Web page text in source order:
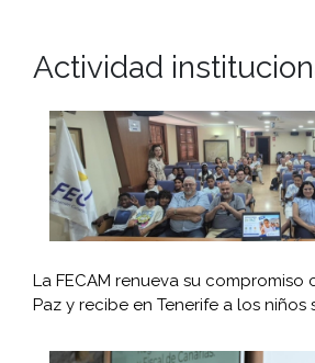
Actividad
La FECAM renueva su compromiso
Paz y recibe en Tenerife a los niños